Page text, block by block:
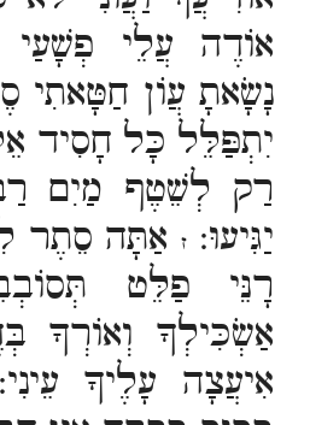
אוֹדֶה עֲלֵי פְשָׁעַי
נָשָׂאתָ עֲוֹן חַטָּאתִי
יִתְפַּלֵּל כָּל חָסִיד
רַק לְשֵׁטֶף מַיִם
יַגִּיעוּ:ז אַתָּה סֵתֶר
רָנֵּי פַלֵּט
אַשְׂכִּילְךָ וְאוֹרְךָ
אִיעֲצָה עָלֶיךָ